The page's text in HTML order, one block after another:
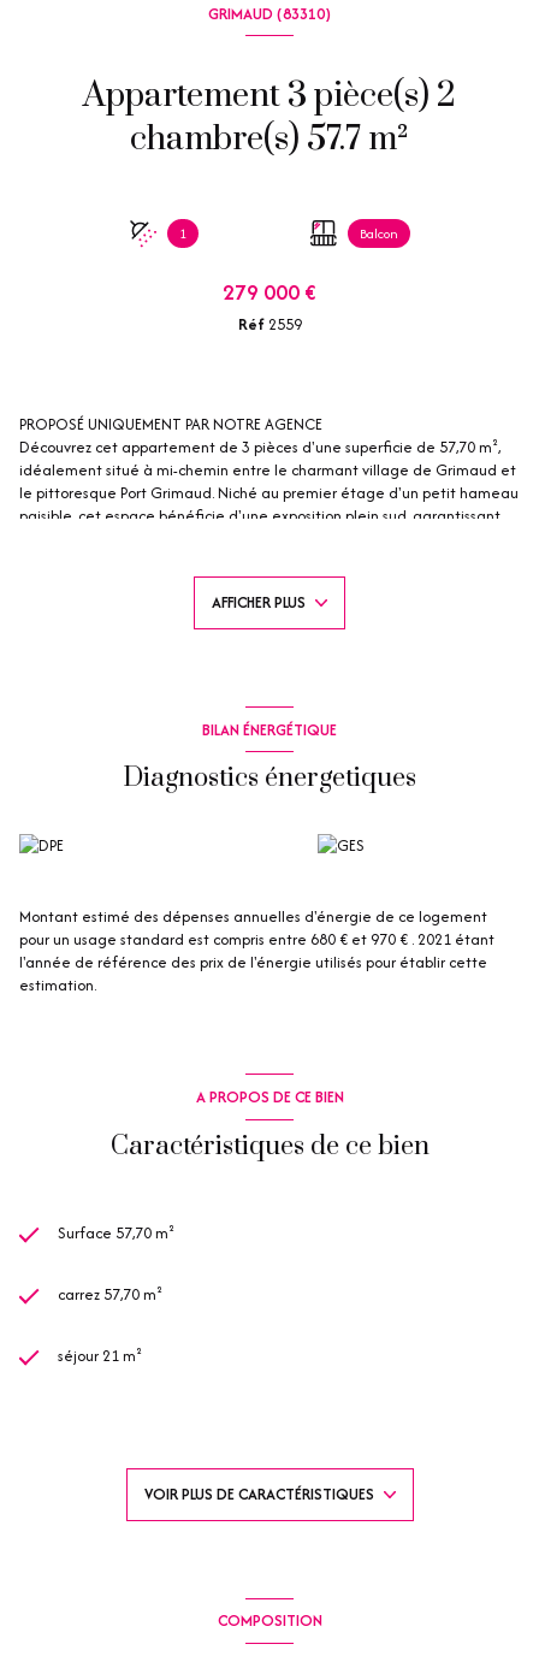
GRIMAUD (83310)
Appartement 3 pièce(s) 2
chambre(s) 57.7 m²
1 Balcon
279 000 €
Réf 2559
PROPOSÉ UNIQUEMENT PAR NOTRE AGENCE
Découvrez cet appartement de 3 pièces d'une superficie de 57,70 m²,
idéalement situé à mi-chemin entre le charmant village de Grimaud et
le pittoresque Port Grimaud. Niché au premier étage d'un petit hameau
paisible, cet espace bénéficie d'une exposition plein sud, garantissant
confortables, ainsi que d'un salon-salle à manger climatisé, s'ouvrant sur
une cuisine américaine. Vous aurez également la possibilité de profiter
d'un balcon accessible depuis chacune des trois pièces. Vous trouverez
disponibles sur le site Géorisques
AFFICHER PLUS
BILAN ÉNERGÉTIQUE
Diagnostics énergetiques
Montant estimé des dépenses annuelles d'énergie de ce logement
pour un usage standard est compris entre 680 € et 970 € . 2021 étant
l'année de référence des prix de l'énergie utilisés pour établir cette
estimation.
A PROPOS DE CE BIEN
Caractéristiques de ce bien
Surface 57,70 m²
carrez 57,70 m²
séjour 21 m²
cuisine américaine (équipée)
VOIR PLUS DE CARACTÉRISTIQUES
COMPOSITION